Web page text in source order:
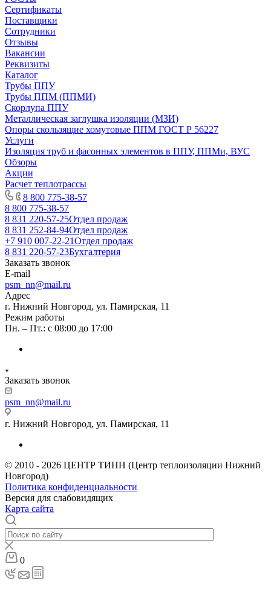
Сертификаты
Поставщики
Сотрудники
Отзывы
Вакансии
Реквизиты
Каталог
Трубы ППУ
Трубы ППМ (ППМИ)
Скорлупа ППУ
Металлическая заглушка изоляции (МЗИ)
Опоры скользящие хомутовые ППМ ГОСТ Р 56227
Услуги
Изоляция труб и фасонных элементов в ППУ, ППМи, ВУС
Обзоры
Акции
Расчет теплотрассы
8 800 775-38-57
8 800 775-38-57
8 831 220-57-25Отдел продаж
8 831 252-84-94Отдел продаж
+7 910 007-22-21Отдел продаж
8 831 220-57-23Бухгалтерия
Заказать звонок
E-mail
psm_nn@mail.ru
Адрес
г. Нижний Новгород, ул. Памирская, 11
Режим работы
Пн. – Пт.: с 08:00 до 17:00
Заказать звонок
psm_nn@mail.ru
г. Нижний Новгород, ул. Памирская, 11
© 2010 - 2026 ЦЕНТР ТИНН (Центр теплоизоляции Нижний
Новгород)
Политика конфиденциальности
Версия для слабовидящих
Карта сайта
0